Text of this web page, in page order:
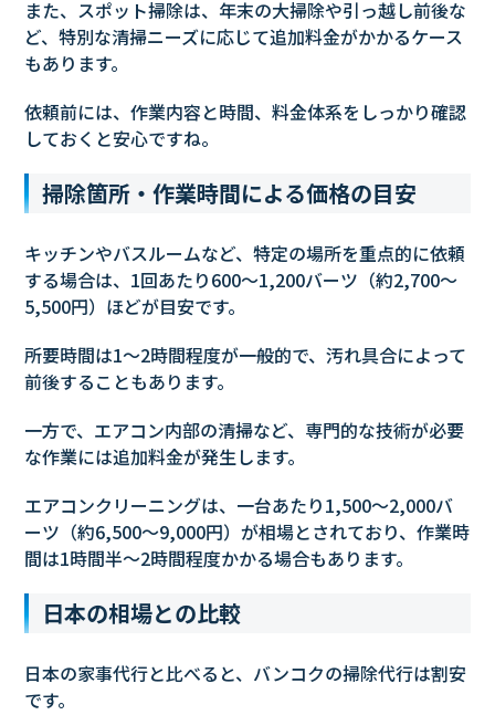
また、スポット掃除は、年末の大掃除や引っ越し前後な
ど、特別な清掃ニーズに応じて追加料金がかかるケース
もあります。
依頼前には、作業内容と時間、料金体系をしっかり確認
しておくと安心ですね。
掃除箇所・作業時間による価格の目安
キッチンやバスルームなど、特定の場所を重点的に依頼
する場合は、1回あたり600〜1,200バーツ（約2,700〜
5,500円）ほどが目安です。
所要時間は1〜2時間程度が一般的で、汚れ具合によって
前後することもあります。
一方で、エアコン内部の清掃など、専門的な技術が必要
な作業には追加料金が発生します。
エアコンクリーニングは、一台あたり1,500〜2,000バ
ーツ（約6,500〜9,000円）が相場とされており、作業時
間は1時間半〜2時間程度かかる場合もあります。
日本の相場との比較
日本の家事代行と比べると、バンコクの掃除代行は割安
です。